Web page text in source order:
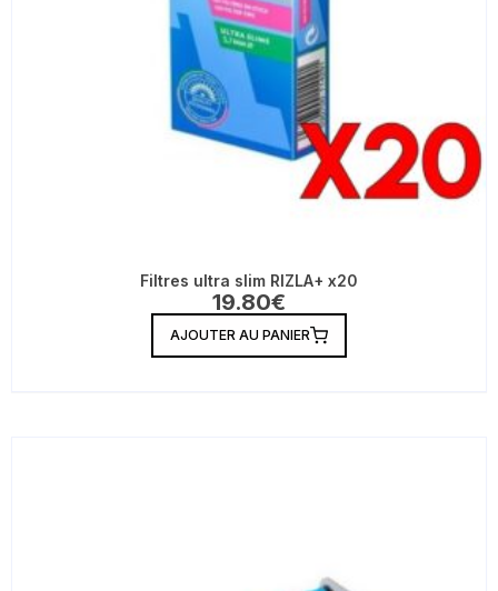
Filtres ultra slim RIZLA+ x20
19.80€
AJOUTER AU PANIER